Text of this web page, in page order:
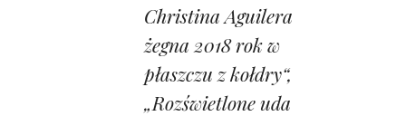
Christina Aguilera
żegna 2018 rok w
płaszczu z kołdry“,
„Rozświetlone uda